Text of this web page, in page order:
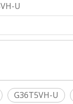
U
G36T5VH-U